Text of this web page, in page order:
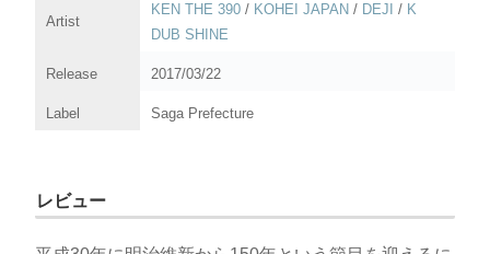
Artist
KEN THE 390/ KOHEI JAPAN / DEJI / K
DUB SHINE
Release 2017/03/22
Label Saga Prefecture
レビュー